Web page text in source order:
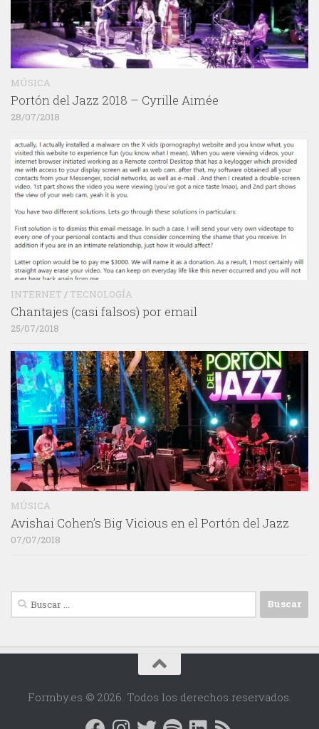
MÚSICA
Portón del Jazz 2018 – Cyrille Aimée
28/07/2018
INTERNET / TECNOLOGÍA
Chantajes (casi falsos) por email
25/07/2018
MÚSICA
Avishai Cohen’s Big Vicious en el Portón del Jazz
07/07/2018
Buscar:
Formby.es © 2026. Todos los derechos reservados.